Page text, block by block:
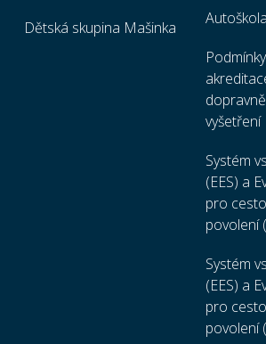
Dětská skupina Mašinka
vyšetření
Systém
(EES) a
pro
povolení
Systém
(EES) a
pro
povolení